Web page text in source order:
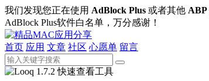
我们发现您正在使用 AdBlock Plus 或者其他 ABP
AdBlock Plus软件白名单，万分感谢！
首页 应用 文章 社区 心愿单 留言